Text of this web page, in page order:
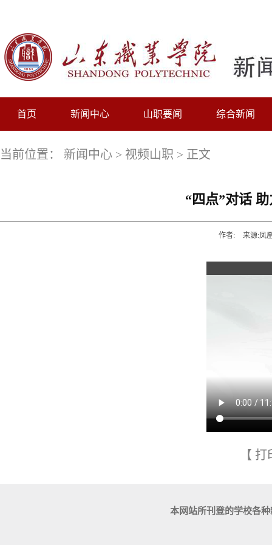
首页 新闻中心 山职要闻 综合新闻
当前位置： 新闻中心 > 视频山职 > 正文
“四点”对话
作者: 来源:凤
【 打
本网站所刊登的学校各